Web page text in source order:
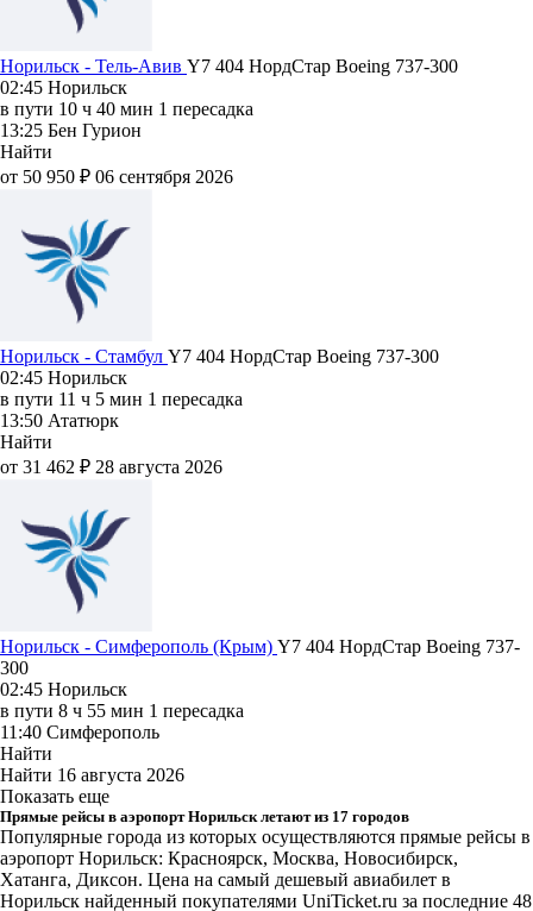
Норильск - Тель-Авив Y7 404 НордСтар Boeing 737-300
02:45 Норильск
в пути 10 ч 40 мин 1 пересадка
13:25 Бен Гурион
Найти
от 50 950 ₽ 06 сентября 2026
Норильск - Стамбул Y7 404 НордСтар Boeing 737-300
02:45 Норильск
в пути 11 ч 5 мин 1 пересадка
13:50 Ататюрк
Найти
от 31 462 ₽ 28 августа 2026
Норильск - Симферополь (Крым) Y7 404 НордСтар Boeing 737-
300
02:45 Норильск
в пути 8 ч 55 мин 1 пересадка
11:40 Симферополь
Найти
Найти 16 августа 2026
Показать еще
Прямые рейсы в аэропорт Норильск летают из 17 городов
Популярные города из которых осуществляются прямые рейсы в
аэропорт Норильск: Красноярск, Москва, Новосибирск,
Хатанга, Диксон. Цена на самый дешевый авиабилет в
Норильск найденный покупателями UniTicket.ru за последние 48